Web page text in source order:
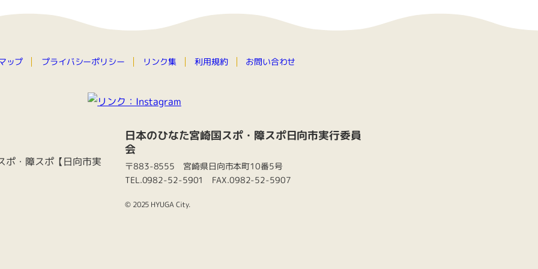
ップ プライバシーポリシー リンク集 利用規約 お問い合わせ
日本のひなた宮崎国スポ・障スポ日向市実行委員
会
〒883-8555 宮崎県日向市本町10番5号
TEL.0982-52-5901 FAX.0982-52-5907
© 2025 HYUGA City.